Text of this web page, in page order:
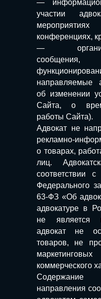
—
участии
конференциях,
—
направляемые
об изменении
Сайта, о
работы Сайта).
Адвокат не
рекламно-
о товарах,
лиц.
соответствии
Федерального
63-ФЗ «Об
адвокатуре в
не является
адвокат не
товаров, не
коммерческого
Содержание
направления